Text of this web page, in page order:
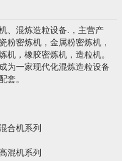
、混炼造粒设备.，主营产
粉密炼机，金属粉密炼机，
，橡胶密炼机，造粒机。
为一家现代化混炼造粒设备
套。
合机系列
混机系列